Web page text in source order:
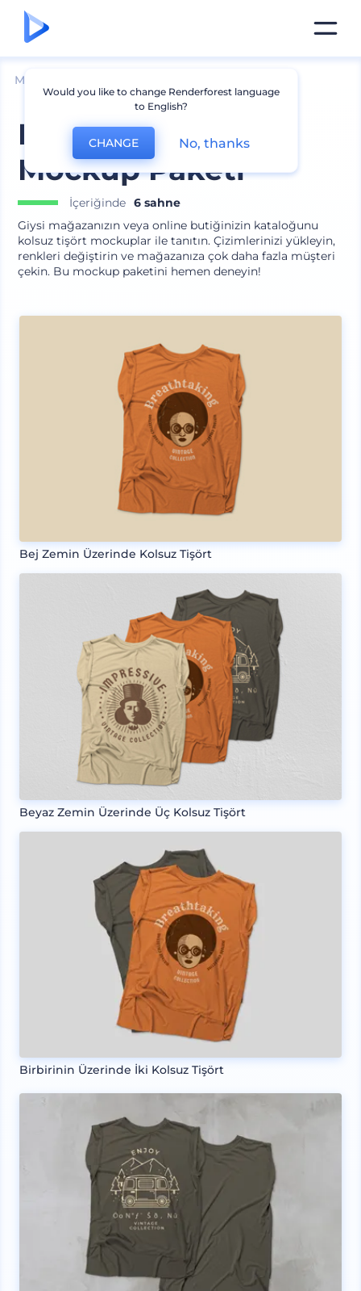
Mockuplar
Kolsuz Tişört
Mockup Paketi
İçeriğinde 6 sahne
Giysi mağazanızın veya online butiğinizin kataloğunu
kolsuz tişört mockuplar ile tanıtın. Çizimlerinizi yükleyin,
renkleri değiştirin ve mağazanıza çok daha fazla müşteri
çekin. Bu mockup paketini hemen deneyin!
Bej Zemin Üzerinde Kolsuz Tişört
Beyaz Zemin Üzerinde Üç Kolsuz Tişört
Birbirinin Üzerinde İki Kolsuz Tişört
Would you like to change Renderforest language
to English?
CHANGE No, thanks